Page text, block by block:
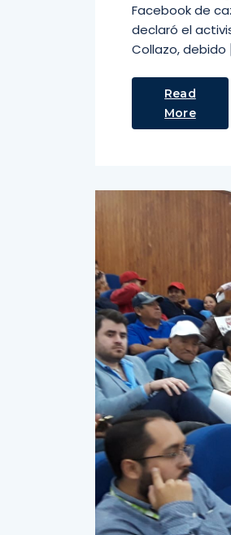
Facebook de
declaró el
Collazo, debido
Read
More